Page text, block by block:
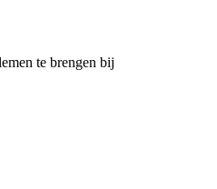
te brengen bij